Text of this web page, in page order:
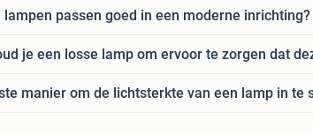
lampen passen goed in een moderne inrichting?
je een losse lamp om ervoor te zorgen dat
manier om de lichtsterkte van een lamp in te